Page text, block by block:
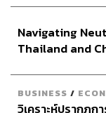
Navigating
Thailand and
BUSINESS /
วิเคราะห์ปรากฏ